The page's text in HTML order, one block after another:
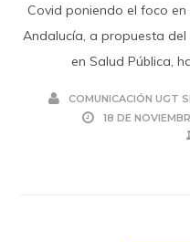
Covid poniendo el foco
Andalucía, a propuesta
en Salud Pública,
COMUNICACIÓN UGT
18 DE